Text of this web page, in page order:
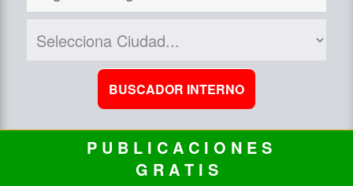
P U B L I C A C I O N E S
G R A T I S